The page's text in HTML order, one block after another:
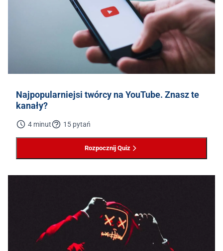
Najpopularniejsi twórcy na YouTube. Znasz te
kanały?
4 minut 15 pytań
Rozpocznij Quiz